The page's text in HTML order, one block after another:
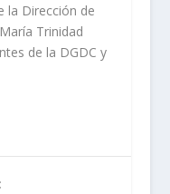
la Dirección de
Trinidad
de la DGDC y